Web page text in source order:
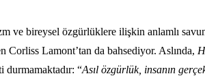
ve bireysel özgürlüklere ilişkin anlamlı
Corliss Lamont’tan da bahsediyor. Aslında,
durmamaktadır: “Asıl özgürlük, insanın